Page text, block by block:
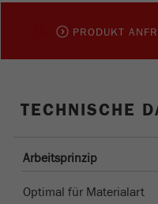
PRODUKT
TECHNISCHE
Arbeitsprinzip
Optimal für Materialart